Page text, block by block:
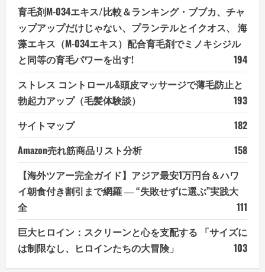
育毛剤M-034エキス/比較＆ランキング・ブブカ、チャ
ップアップだけじゃない、プランテルとイクオス、 海
藻エキス（M-034エキス）配合育毛剤でミノキシジル
と同等の育毛パワーを出す!
194
ストレス コントロール&頭皮マッサージで薄毛防止と
勃起力アップ（毛髪体験談）
193
サイトマップ
182
Amazon売れ筋商品リスト分析
158
【海外ツアー完全ガイド】アジア最安1万円台＆ハワ
イ朝食付き割引まで網羅 ― “失敗せずに選ぶ”実践大
全
111
巨大ヒロイン：スクリーンと心を支配する 「サイズに
は制限なし、ヒロインたちの大冒険」
103